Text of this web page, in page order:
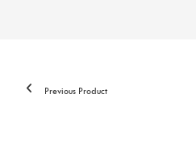
Previous Product